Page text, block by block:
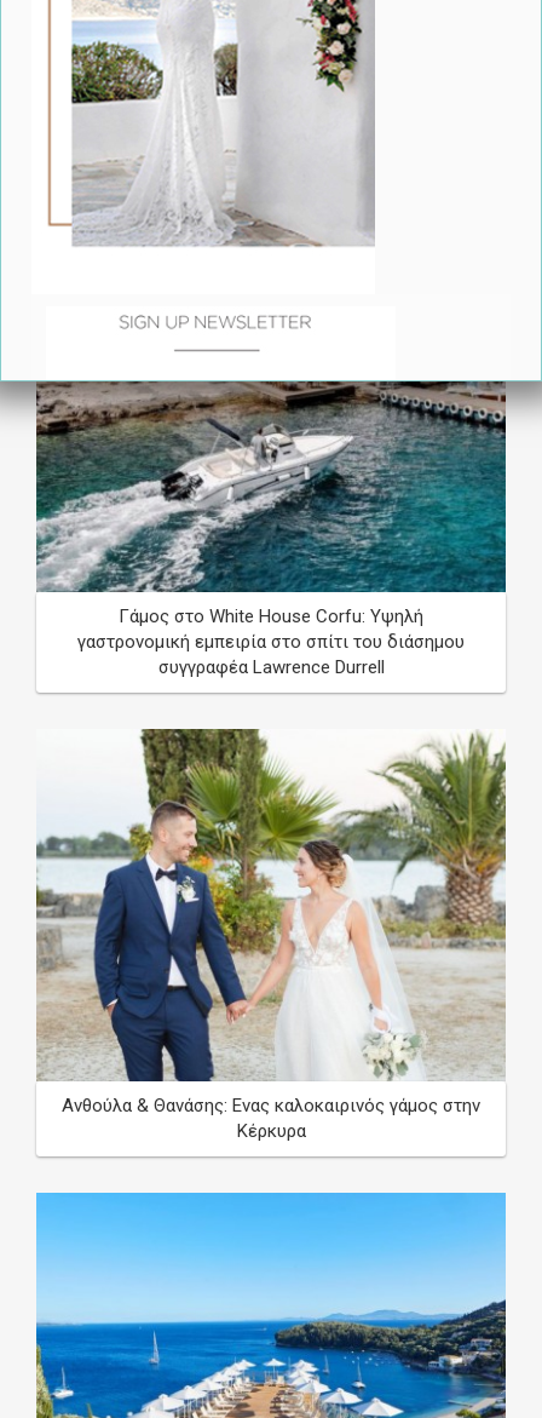
Olivia & Tom: A spectacular summer wedding at The
White House- Corfu
Γάμος στο White House Corfu: Υψηλή
γαστρονομική εμπειρία στο σπίτι του διάσημου
συγγραφέα Lawrence Durrell
Ανθούλα & Θανάσης: Eνας καλοκαιρινός γάμος στην
Κέρκυρα
Wedding Date
/